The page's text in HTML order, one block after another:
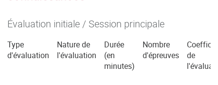
Anatomie et biomécanique de l'épaule
Sémiologie médicale de l'épaule
Sémiologie chirurgicale de l'épaule
Évaluation initiale / Session principale
Type
d'évaluation
Nature de
l'évaluation
Durée
(en
minutes)
Nombre
d'épreuves
de